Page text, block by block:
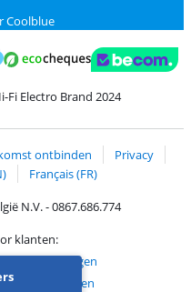
Coolblue
ClickToPay
met PayPal
Fi Electro Brand 2024
ontbinden
Privacy
Français (FR)
N.V. - 0867.686.774
klanten:
beoordelingen
beoordelingen